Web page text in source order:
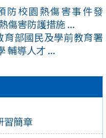
習簡章
防校園熱傷害事件發
傷害防護措施 ...
育部國民及學前教育署
輔導人才 ...